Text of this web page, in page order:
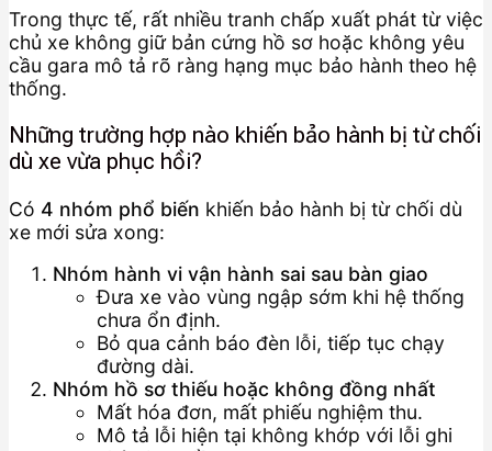
Trong thực tế, rất nhiều tranh chấp xuất phát từ việc
chủ xe không giữ bản cứng hồ sơ hoặc không yêu
cầu gara mô tả rõ ràng hạng mục bảo hành theo hệ
thống.
Những trường hợp nào khiến bảo hành bị từ chối
dù xe vừa phục hồi?
Có 4 nhóm phổ biến khiến bảo hành bị từ chối dù
xe mới sửa xong:
Nhóm hành vi vận hành sai sau bàn giao
Đưa xe vào vùng ngập sớm khi hệ thống
chưa ổn định.
Bỏ qua cảnh báo đèn lỗi, tiếp tục chạy
đường dài.
Nhóm hồ sơ thiếu hoặc không đồng nhất
Mất hóa đơn, mất phiếu nghiệm thu.
Mô tả lỗi hiện tại không khớp với lỗi ghi